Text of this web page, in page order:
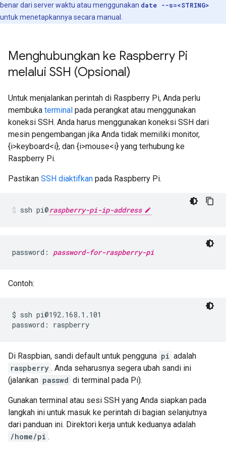
benar dari server waktu atau menggunakan date --s=<STRING>
untuk menetapkannya secara manual.
Menghubungkan ke Raspberry Pi
melalui SSH (Opsional)
Untuk menjalankan perintah di Raspberry Pi, Anda perlu
membuka terminal pada perangkat atau menggunakan
koneksi SSH. Anda harus menggunakan koneksi SSH dari
mesin pengembangan jika Anda tidak memiliki monitor,
{i>keyboard<i}, dan {i>mouse<i} yang terhubung ke
Raspberry Pi.
Pastikan SSH diaktifkan pada Raspberry Pi.
ssh pi@raspberry-pi-ip-address
password: password-for-raspberry-pi
Contoh:
$ ssh pi@192.168.1.101
Di Raspbian, sandi default untuk pengguna pi adalah
raspberry . Anda seharusnya segera ubah sandi ini
(jalankan passwd di terminal pada Pi).
Gunakan terminal atau sesi SSH yang Anda siapkan pada
langkah ini untuk masuk ke perintah di bagian selanjutnya
dari panduan ini. Direktori kerja untuk keduanya adalah
/home/pi .